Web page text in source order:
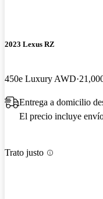
2023 Lexus RZ
450e Luxury AWD
Entrega a domicilio
El precio incluye
Trato justo